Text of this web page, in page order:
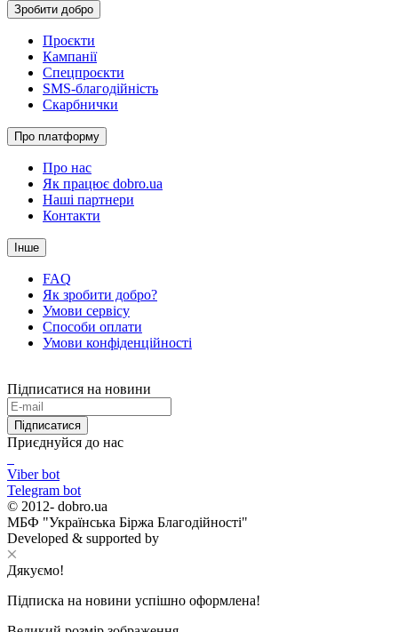
Зробити добро
Проєкти
Кампанії
Спецпроєкти
SMS-благодійність
Скарбнички
Про платформу
Про нас
Як працює dobro.ua
Наші партнери
Контакти
Інше
FAQ
Як зробити добро?
Умови сервісу
Способи оплати
Умови конфіденційності
Підписатися на новини
Підписатися
Приєднуйся до нас
Viber bot
Telegram bot
© 2012- dobro.ua
МБФ "Українська Біржа Благодійності"
Developed & supported by
Дякуємо!
Підписка на новини успішно оформлена!